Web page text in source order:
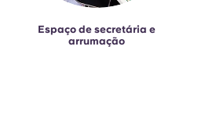
Espaço de secretária e
arrumação